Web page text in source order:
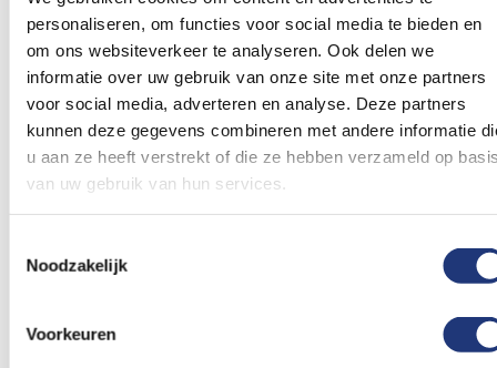
personaliseren, om functies voor social media te bieden en
om ons websiteverkeer te analyseren. Ook delen we
informatie over uw gebruik van onze site met onze partners
voor social media, adverteren en analyse. Deze partners
kunnen deze gegevens combineren met andere informatie
u aan ze heeft verstrekt of die ze hebben verzameld op
van uw gebruik van hun services.
Noodzakelijk
Voorkeuren
toe
aan
verlanglijst
120x180cm
Levertijd 14 werkdagen
toe
aan